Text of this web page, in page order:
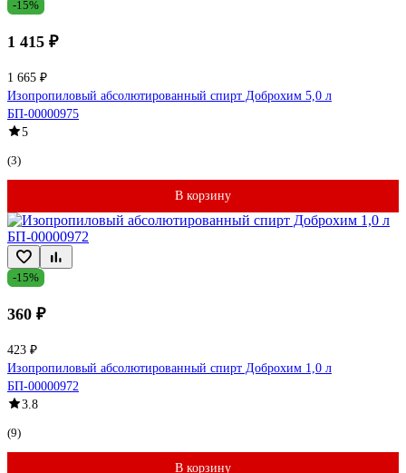
-15%
1 415 ₽
1 665 ₽
Изопропиловый абсолютированный спирт Доброхим 5,0 л
БП-00000975
5
(3)
В корзину
-15%
360 ₽
423 ₽
Изопропиловый абсолютированный спирт Доброхим 1,0 л
БП-00000972
3.8
(9)
В корзину